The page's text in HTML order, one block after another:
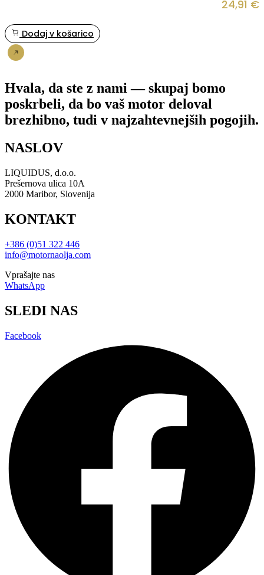
24,91 €
Dodaj v košarico
Hvala, da ste z nami — skupaj bomo
poskrbeli, da bo vaš motor deloval
brezhibno, tudi v najzahtevnejših pogojih.
NASLOV
LIQUIDUS, d.o.o.
Prešernova ulica 10A
2000 Maribor, Slovenija
KONTAKT
+386 (0)51 322 446
info@motornaolja.com
Vprašajte nas
WhatsApp
SLEDI NAS
Facebook